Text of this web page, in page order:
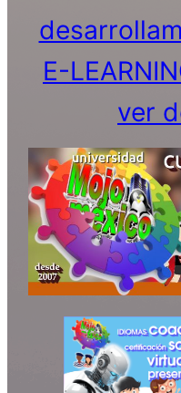
E-
ver